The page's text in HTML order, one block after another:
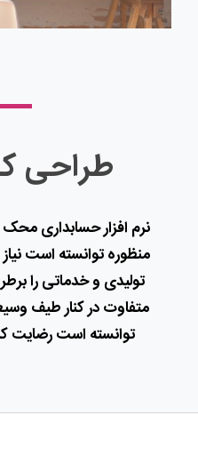
طراحی
نرم افزار حسابداری
منظوره توانسته است
تولیدی و خدماتی را
متفاوت در کنار طیف
توانسته است رضایت